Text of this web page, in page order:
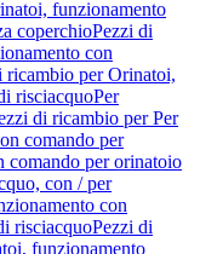
funzionamento
coperchioPezzi di
con
ricambio per Orinatoi,
risciacquoPer
di ricambio per Per
comando per
comando per orinatoio
con / per
con
risciacquoPezzi di
funzionamento